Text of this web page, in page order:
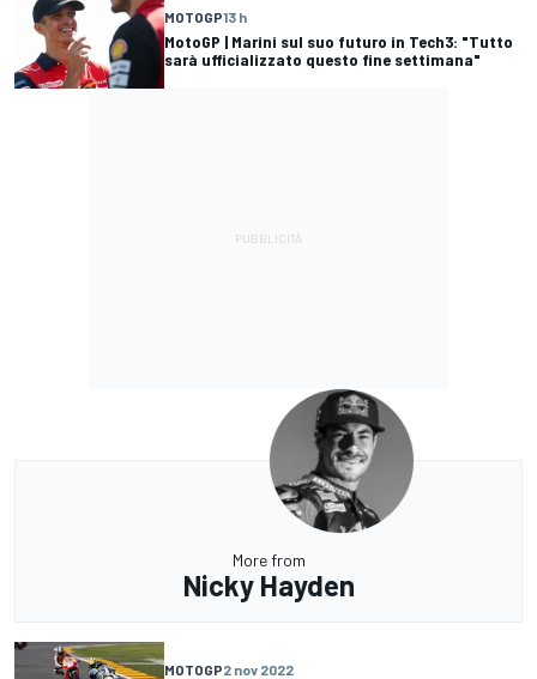
MOTOGP13 h
MotoGP | Marini sul suo futuro in Tech3: "Tutto
sarà ufficializzato questo fine settimana"
More from
Nicky Hayden
MOTOGP2 nov 2022